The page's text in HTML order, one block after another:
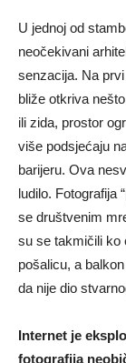
U jednoj od
neočekivani
senzacija. Na
bliže otkriva
ili zida, prostor
više podsjećaju
barijeru. Ova
ludilo. Fotografija
se društvenim
su se takmičili ko
pošalicu, a
da nije dio
Internet je
fotografija